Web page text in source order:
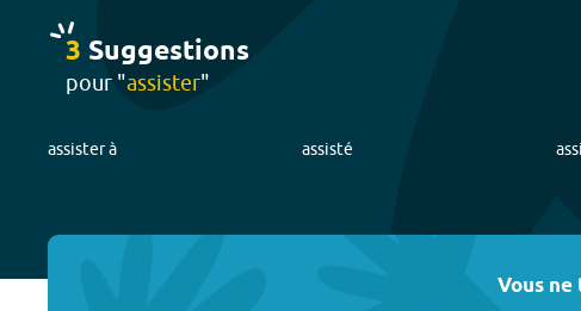
3 Suggestions
pour "assister"
assister à assisté
Vous ne